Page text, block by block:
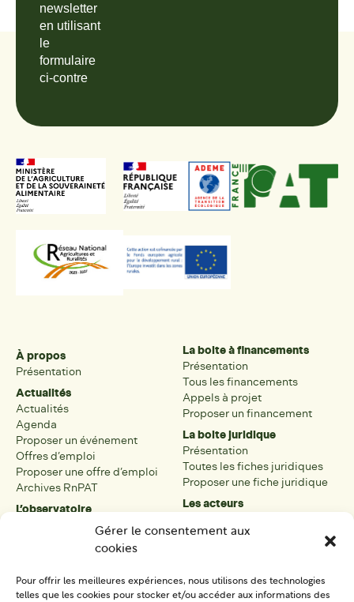
Gérer le consentement aux
cookies
Pour offrir les meilleures expériences, nous utilisons des technologies
telles que les cookies pour stocker et/ou accéder aux informations des
newsletter
en utilisant
le
formulaire
ci-contre
À propos
Présentation
Actualités
Actualités
Agenda
Proposer un événement
Offres d’emploi
Proposer une offre d’emploi
Archives RnPAT
L’observatoire
Présentation de l’observatoire
La boîte à outils
La boite à financements
Présentation
Tous les financements
Appels à projet
Proposer un financement
La boite juridique
Présentation
Toutes les fiches juridiques
Proposer une fiche juridique
Les acteurs
Tous les acteurs